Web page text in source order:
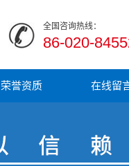
全国咨询热线：
86-020-
荣誉资质 在线留